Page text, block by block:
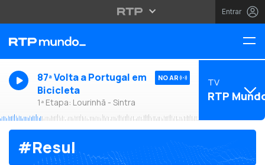
Entrar
87ª Volta a Portugal em
Bicicleta
1ª Etapa: Lourinhã - Sintra
NO AR TV
RTP
#Resul